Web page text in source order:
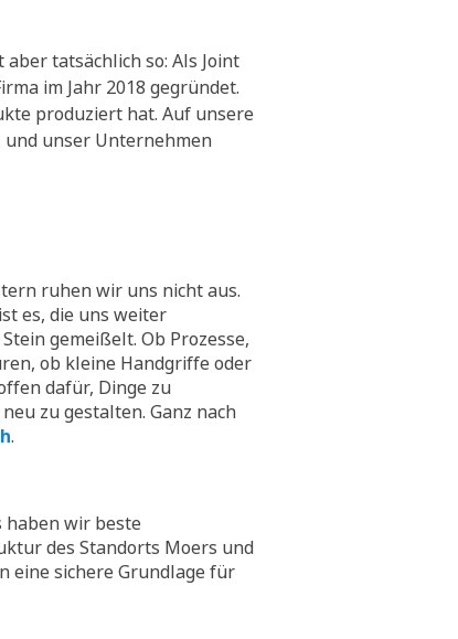
tatsächlich so: Als Joint
im Jahr 2018 gegründet.
produziert hat. Auf unsere
und unser Unternehmen
ruhen wir uns nicht aus.
es, die uns weiter
gemeißelt. Ob Prozesse,
ob kleine Handgriffe oder
dafür, Dinge zu
zu gestalten. Ganz nach
.
haben wir beste
des Standorts Moers und
eine sichere Grundlage für